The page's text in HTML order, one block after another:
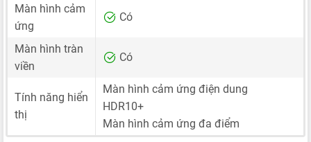
Màn hình cảm
ứng
Có
Màn hình tràn
viền
Có
Tính năng hiển
thị
Màn hình cảm ứng điện dung
HDR10+
Màn hình cảm ứng đa điểm